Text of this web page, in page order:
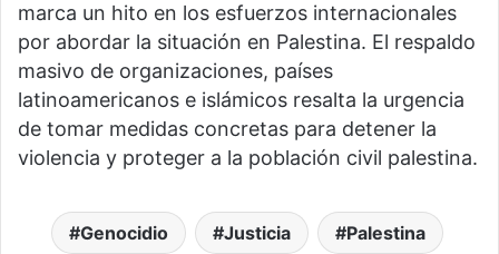
marca un hito en los esfuerzos internacionales
por abordar la situación en Palestina. El respaldo
masivo de organizaciones, países
latinoamericanos e islámicos resalta la urgencia
de tomar medidas concretas para detener la
violencia y proteger a la población civil palestina.
Genocidio Justicia Palestina